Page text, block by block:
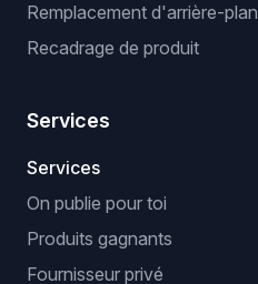
Remplacement d'arrière-plan
Recadrage de produit
Services
Services
On publie pour toi
Produits gagnants
Fournisseur privé